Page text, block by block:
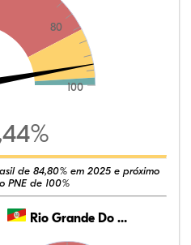
80
100
de 84,80% em 2025 e próximo
PNE de 100%
Rio Grande Do Sul